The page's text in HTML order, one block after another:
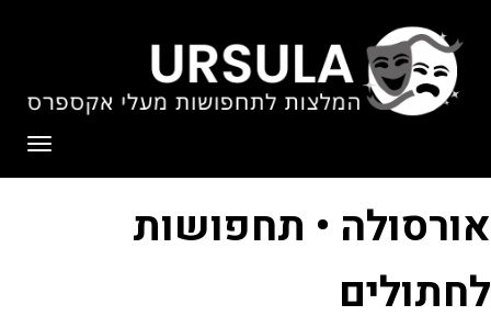
אורסולה • תחפושות
לחתולים